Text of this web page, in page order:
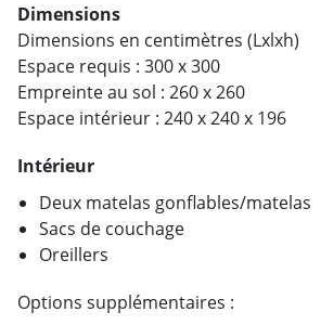
Dimensions
Dimensions en centimètres (Lxlxh)
Espace requis : 300 x 300
Empreinte au sol : 260 x 260
Espace intérieur : 240 x 240 x 196
Intérieur
Deux matelas gonflables/matelas
Sacs de couchage
Oreillers
Options supplémentaires :